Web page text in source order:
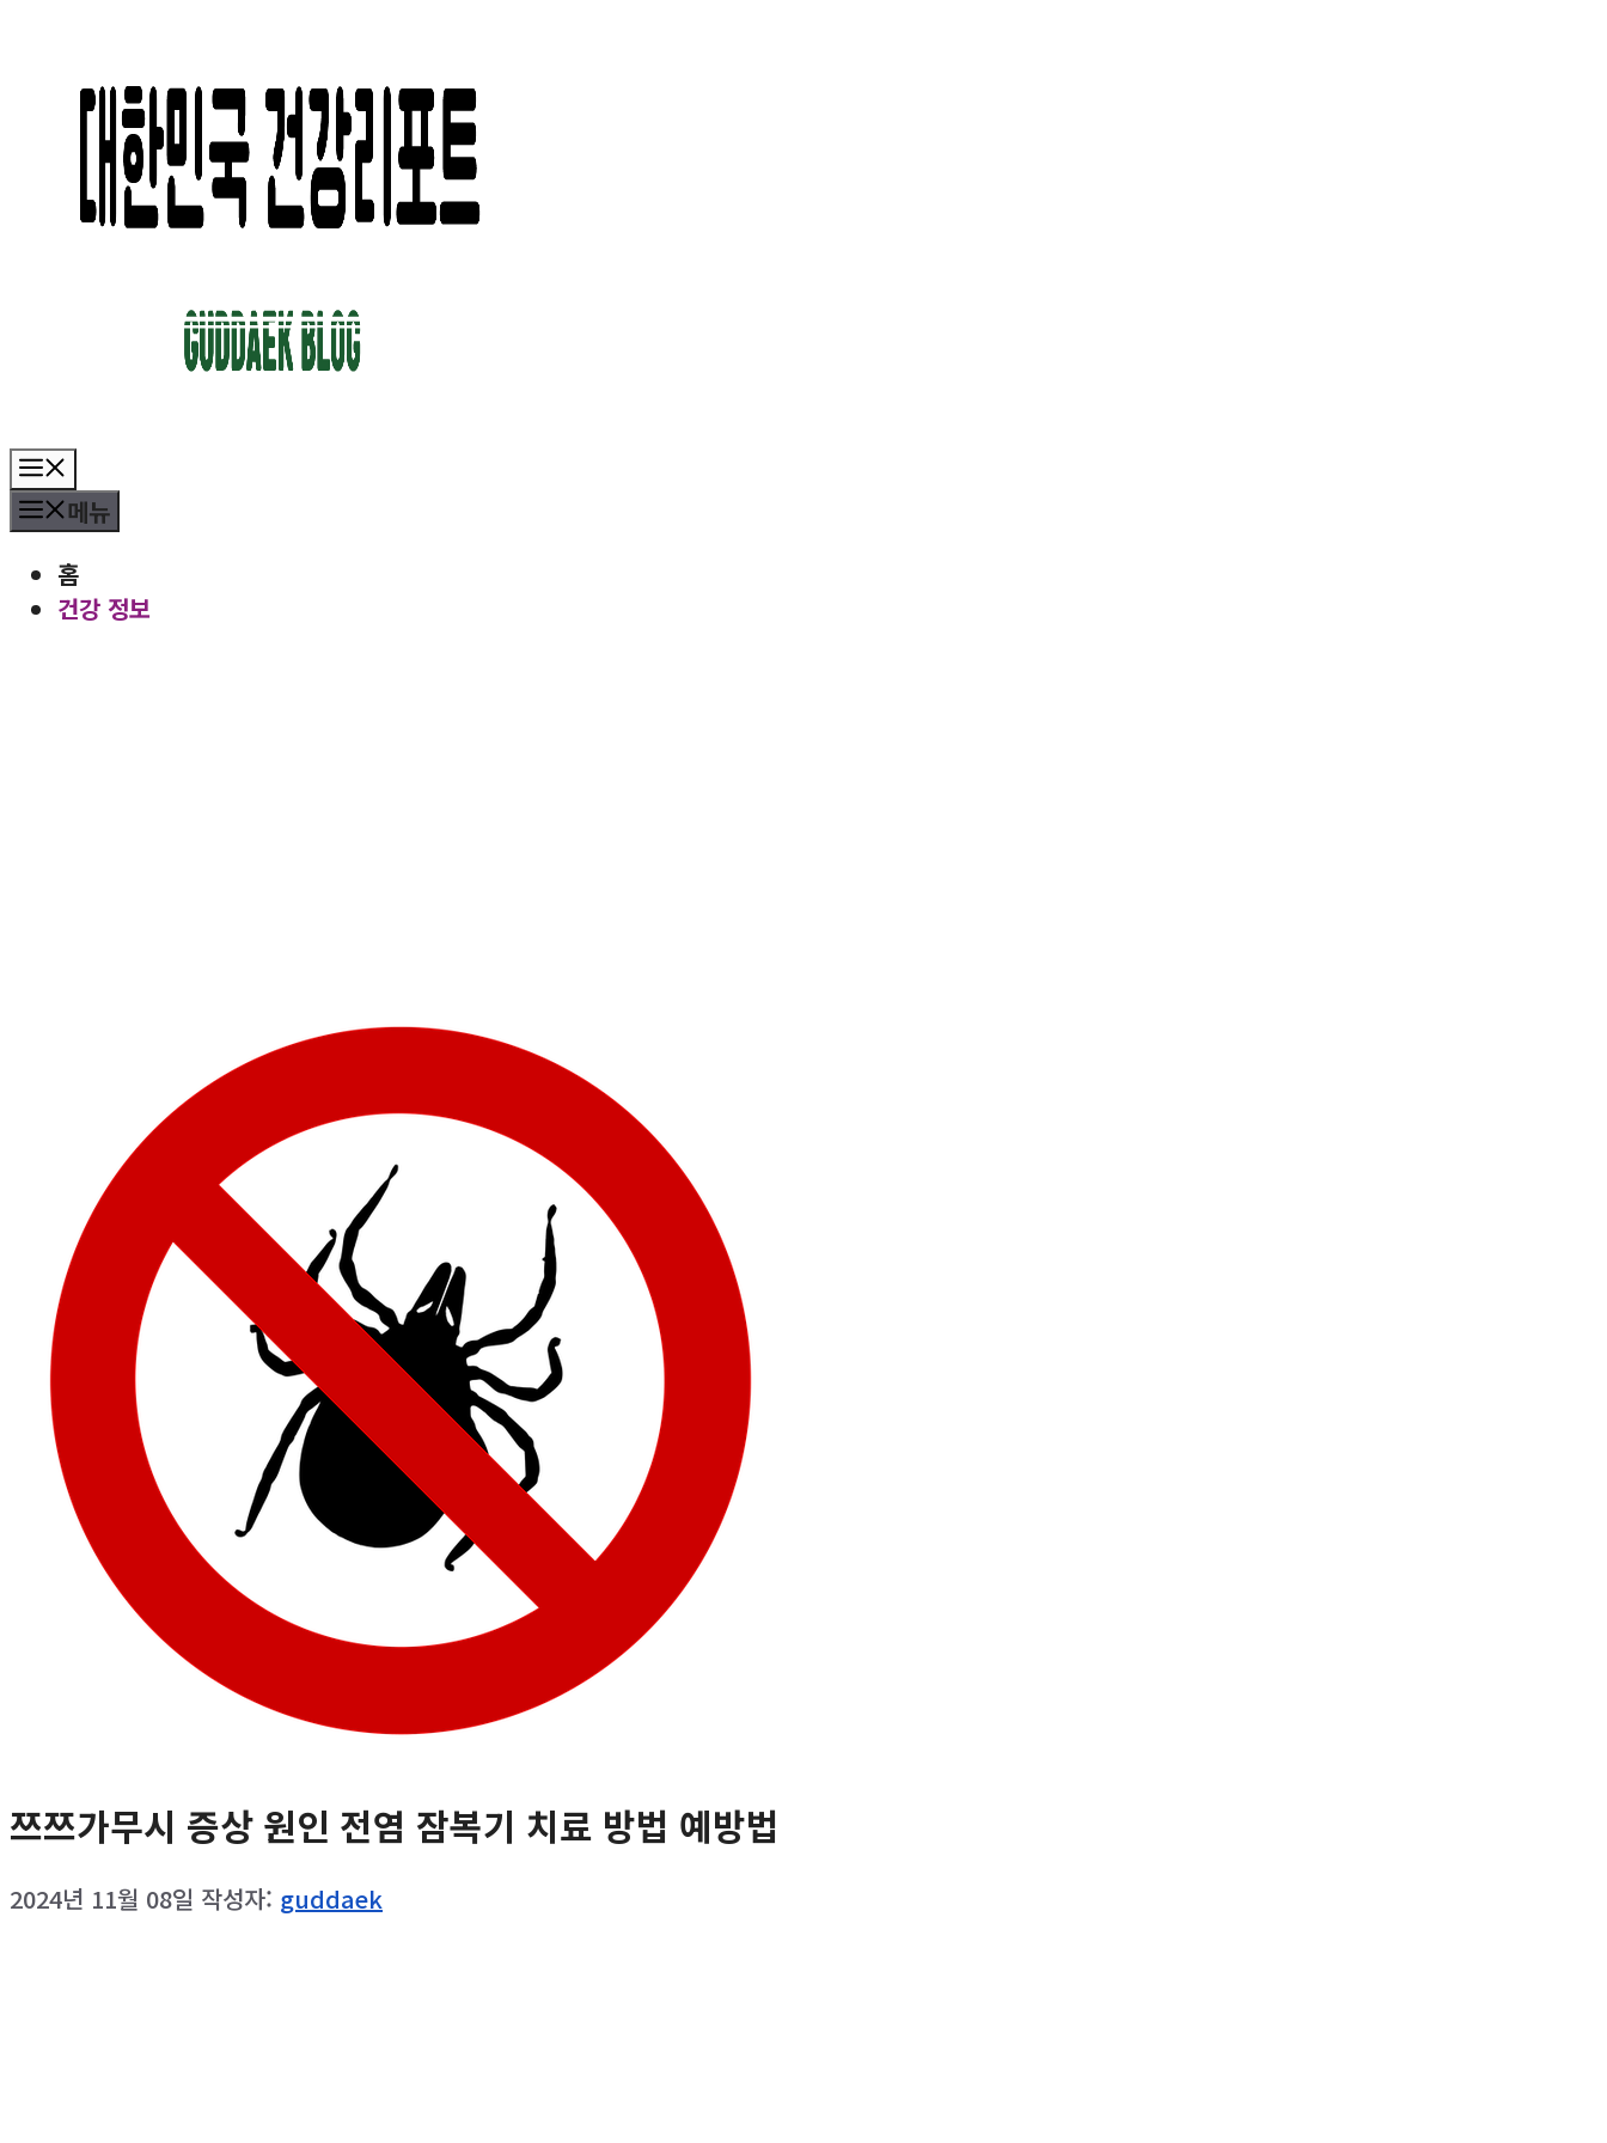
뉴
메뉴
홈
건강 정보
쯔쯔가무시 증상 원인 전염 잠복기 치료 방법 예방법
2024년 11월 08일 작성자: guddaek